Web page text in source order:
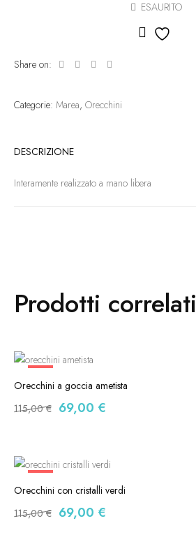
ESAURITO
Share on:
Categorie: Marea, Orecchini
DESCRIZIONE
Interamente realizzato a mano libera
Prodotti correlati
-40%
Orecchini a goccia ametista
115,00€ 69,00 €
-40%
Orecchini con cristalli verdi
115,00€ 69,00 €